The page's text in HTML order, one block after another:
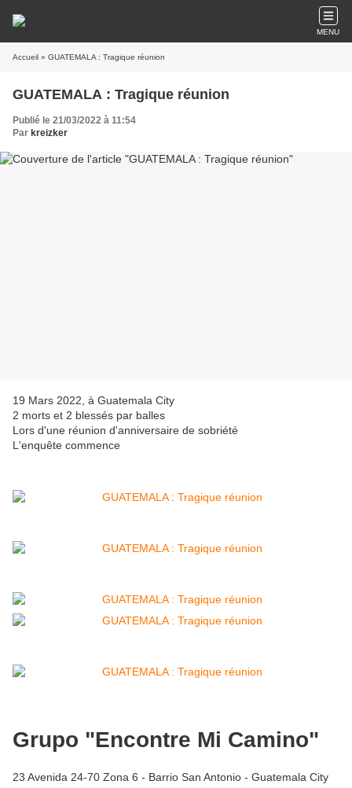
MENU
Accueil » GUATEMALA : Tragique réunion
GUATEMALA : Tragique réunion
Publié le 21/03/2022 à 11:54
Par kreizker
19 Mars 2022, à Guatemala City
2 morts et 2 blessés par balles
Lors d'une réunion d'anniversaire de sobriété
L'enquête commence
Grupo "Encontre Mi Camino"
23 Avenida 24-70 Zona 6 - Barrio San Antonio - Guatemala City